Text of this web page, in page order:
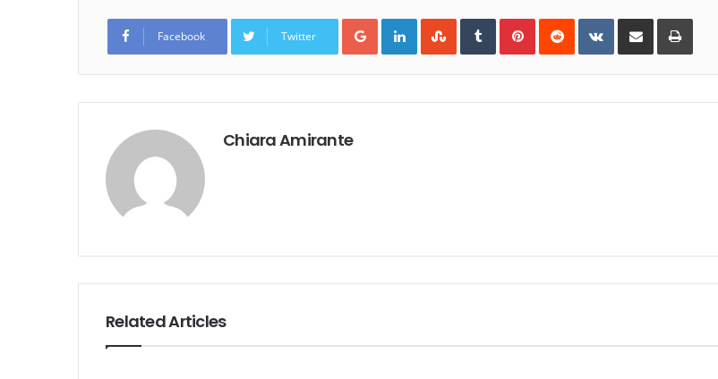
Facebook Twitter
Google+LinkedInStumbleUpon
TumblrPinterestReddit VKontakteShare
Email
Print
Chiara Amirante
Related Articles